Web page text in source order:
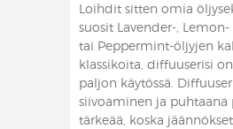
Loihdit sitten omia
suosit Lavender-, Lemon-
tai Peppermint-öljyjen
klassikoita, diffuuserisi
paljon käytössä.
siivoaminen ja puhtaana
tärkeää, koska